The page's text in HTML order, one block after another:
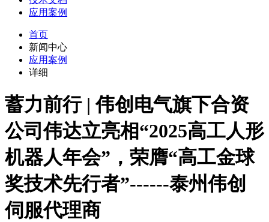
应用案例
首页
新闻中心
应用案例
详细
蓄力前行 | 伟创电气旗下合资
公司伟达立亮相“2025高工人形
机器人年会”，荣膺“高工金球
奖技术先行者”------泰州伟创
伺服代理商